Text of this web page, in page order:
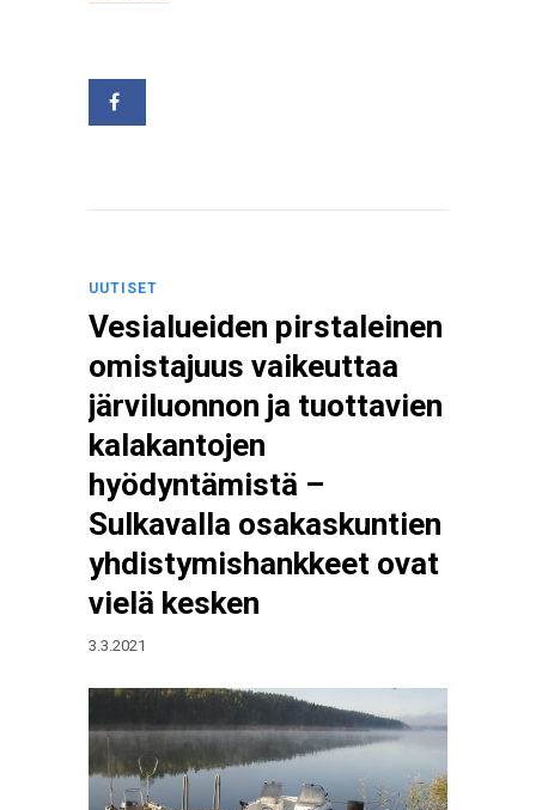
UUTISET
Vesialueiden pirstaleinen
omistajuus vaikeuttaa
järviluonnon ja tuottavien
kalakantojen
hyödyntämistä –
Sulkavalla osakaskuntien
yhdistymishankkeet ovat
vielä kesken
3.3.2021